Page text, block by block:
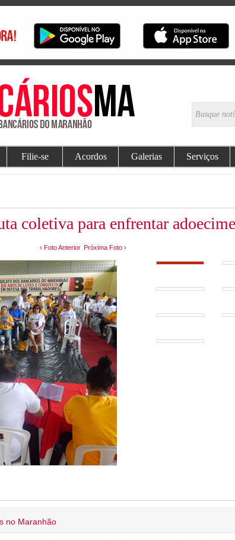
Filie-se Acordos Galerias Serviços
coletiva para enfrentar
‹ Foto Anterior Próxima Foto ›
no Maranhão